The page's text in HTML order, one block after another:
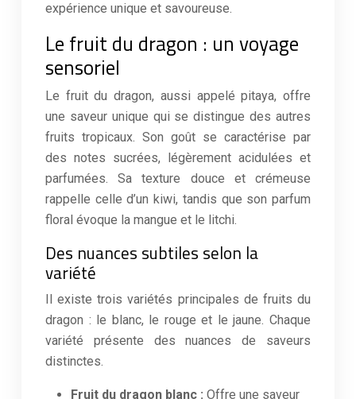
expérience unique et savoureuse.
Le fruit du dragon : un voyage
sensoriel
Le fruit du dragon, aussi appelé pitaya, offre
une saveur unique qui se distingue des autres
fruits tropicaux. Son goût se caractérise par
des notes sucrées, légèrement acidulées et
parfumées. Sa texture douce et crémeuse
rappelle celle d’un kiwi, tandis que son parfum
floral évoque la mangue et le litchi.
Des nuances subtiles selon la
variété
Il existe trois variétés principales de fruits du
dragon : le blanc, le rouge et le jaune. Chaque
variété présente des nuances de saveurs
distinctes.
Fruit du dragon blanc : Offre une saveur